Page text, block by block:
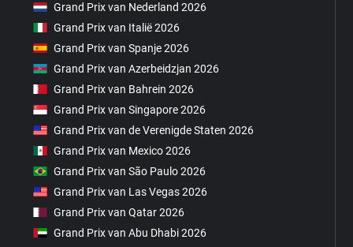
Grand Prix van Nederland 2026
Grand Prix van Italië 2026
Grand Prix van Spanje 2026
Grand Prix van Azerbeidzjan 2026
Grand Prix van Bahrein 2026
Grand Prix van Singapore 2026
Grand Prix van de Verenigde Staten 2026
Grand Prix van Mexico 2026
Grand Prix van São Paulo 2026
Grand Prix van Las Vegas 2026
Grand Prix van Qatar 2026
Grand Prix van Abu Dhabi 2026